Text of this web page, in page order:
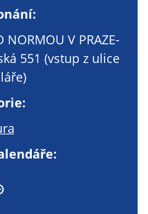
NORMOU V PRAZE-
551 (vstup z ulice
cookies jsou
správné
fungování
webu a všech
nabízí.
využitím